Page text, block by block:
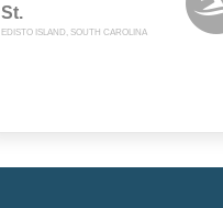
St.
EDISTO ISLAND, SOUTH CAROLINA